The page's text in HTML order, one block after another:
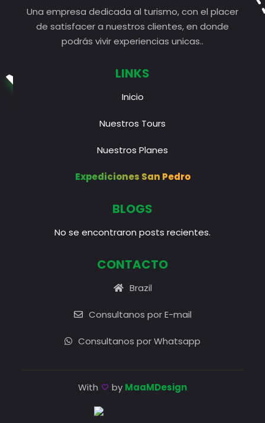
Una empresa dedicada al turismo, con el placer
de satisfacer a nuestros clientes, en donde
podrás vivir experiencias unicas..
LINKS
Inicio
Nuestros Tours
Nuestros Planes
Expediciones San Pedro
BLOGS
No se encontraron posts recientes.
CONTACTO
Brazil
Consultanos por E-mail
Consultanos por Whatsapp
With by MaaMDesign